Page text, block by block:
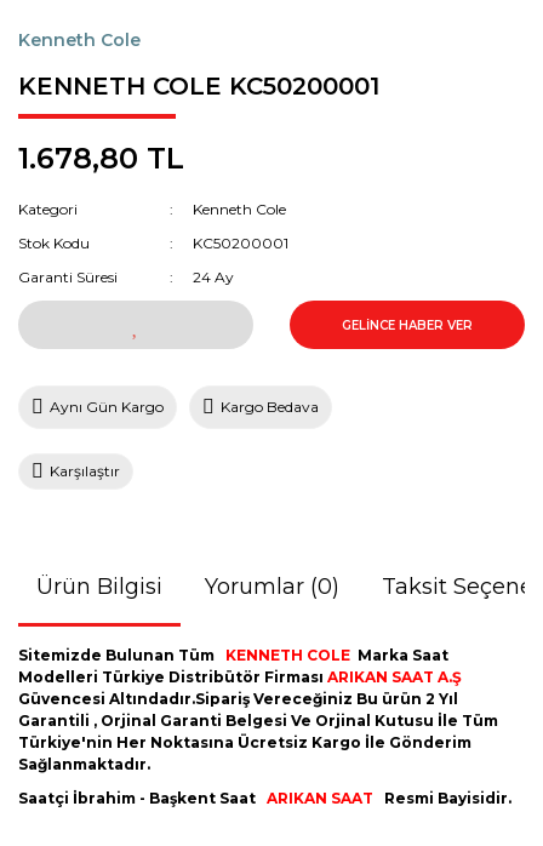
Kenneth Cole
KENNETH COLE KC50200001
1.678,80 TL
Kategori
Kenneth Cole
Stok Kodu
KC50200001
Garanti Süresi
24 Ay
GELİNCE HABER VER
Aynı Gün Kargo Kargo Bedava
Karşılaştır
Ürün Bilgisi Yorumlar (0) Taksit
Sitemizde Bulunan Tüm KENNETH COLE Marka Saat
Modelleri Türkiye Distribütör Firması ARIKAN SAAT A.Ş
Güvencesi Altındadır.Sipariş Vereceğiniz Bu ürün 2 Yıl
Garantili , Orjinal Garanti Belgesi Ve Orjinal Kutusu İle Tüm
Türkiye'nin Her Noktasına Ücretsiz Kargo İle Gönderim
Sağlanmaktadır.
Saatçi İbrahim - Başkent Saat ARIKAN SAAT Resmi Bayisidir.